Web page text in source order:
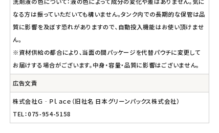
なる方は振っていただいても構いません。タンク内での長期的な保管は品
質に影響を及ぼす恐れがありますので、自動投入機能はお使い頂けませ
ん。
※資材供給の都合により、当面の間パッケージを代替パウチに変更して
お届けする場合がございます。中身・容量・品質に影響はございません。
広告文責
株式会社Ｇ‐Ｐｌａｃｅ（旧社名 日本グリーンパックス株式会社）
TEL：075-954-5158